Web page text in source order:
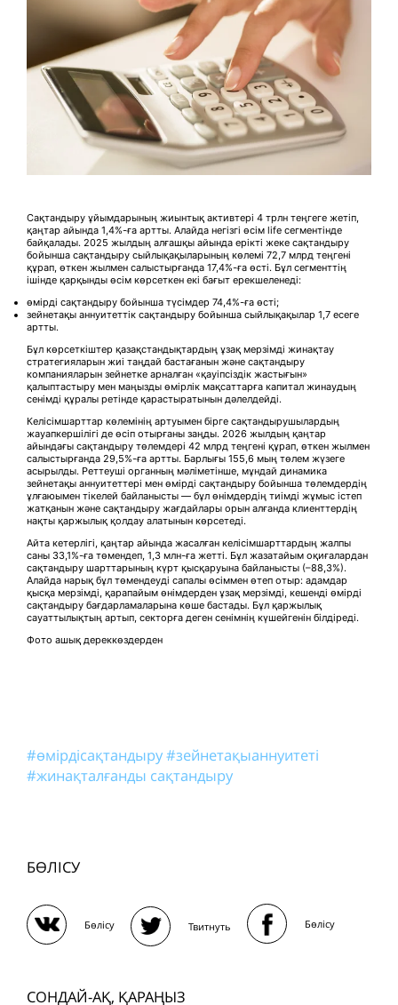
Сақтандыру ұйымдарының жиынтық активтері 4 трлн теңгеге жетіп,
қаңтар айында 1,4%-ға артты. Алайда негізгі өсім life сегментінде
байқалады. 2025 жылдың алғашқы айында ерікті жеке сақтандыру
бойынша сақтандыру сыйлықақыларының көлемі 72,7 млрд теңгені
құрап, өткен жылмен салыстырғанда 17,4%-ға өсті. Бұл сегменттің
ішінде қарқынды өсім көрсеткен екі бағыт ерекшеленеді:
өмірді сақтандыру бойынша түсімдер 74,4%-ға өсті;
зейнетақы аннуитеттік сақтандыру бойынша сыйлықақылар 1,7 есеге
артты.
Бұл көрсеткіштер қазақстандықтардың ұзақ мерзімді жинақтау
стратегияларын жиі таңдай бастағанын және сақтандыру
компанияларын зейнетке арналған «қауіпсіздік жастығын»
қалыптастыру мен маңызды өмірлік мақсаттарға капитал жинаудың
сенімді құралы ретінде қарастыратынын дәлелдейді.
Келісімшарттар көлемінің артуымен бірге сақтандырушылардың
жауапкершілігі де өсіп отырғаны заңды. 2026 жылдың қаңтар
айындағы сақтандыру төлемдері 42 млрд теңгені құрап, өткен жылмен
салыстырғанда 29,5%-ға артты. Барлығы 155,6 мың төлем жүзеге
асырылды. Реттеуші органның мәліметінше, мұндай динамика
зейнетақы аннуитеттері мен өмірді сақтандыру бойынша төлемдердің
ұлғаюымен тікелей байланысты — бұл өнімдердің тиімді жұмыс істеп
жатқанын және сақтандыру жағдайлары орын алғанда клиенттердің
нақты қаржылық қолдау алатынын көрсетеді.
Айта кетерлігі, қаңтар айында жасалған келісімшарттардың жалпы
саны 33,1%-ға төмендеп, 1,3 млн-ға жетті. Бұл жазатайым оқиғалардан
сақтандыру шарттарының күрт қысқаруына байланысты (–88,3%).
Алайда нарық бұл төмендеуді сапалы өсіммен өтеп отыр: адамдар
қысқа мерзімді, қарапайым өнімдерден ұзақ мерзімді, кешенді өмірді
сақтандыру бағдарламаларына көше бастады. Бұл қаржылық
сауаттылықтың артып, секторға деген сенімнің күшейгенін білдіреді.
Фото ашық дереккөздерден
#өмірдісақтандыру#зейнетақыаннуитеті
#жинақталғанды сақтандыру
БӨЛІСУ
Бөлісу Твитнуть Бөлісу
СОНДАЙ-АҚ, ҚАРАҢЫЗ